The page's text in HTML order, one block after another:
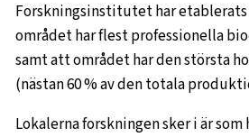
Forskningsinstitutet har
området har flest professionella
samt att området har den största
(nästan 60 % av den totala
Lokalerna forskningen sker i är